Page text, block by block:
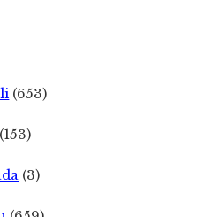
(653)
(153)
(3)